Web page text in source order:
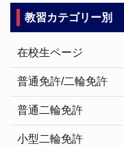
教習カテゴリー別
在校生ページ
普通免許/二輪免許
普通二輪免許
小型二輪免許